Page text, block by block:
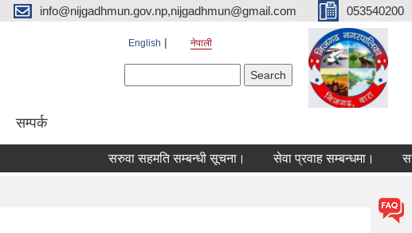
info@nijgadhmun.gov.np,nijgadhmun@gmail.com 053540200
English नेपाली
सम्पर्क
सरुवा सहमति सम्बन्धी सूचना। सेवा प्रवाह सम्बन्धमा।